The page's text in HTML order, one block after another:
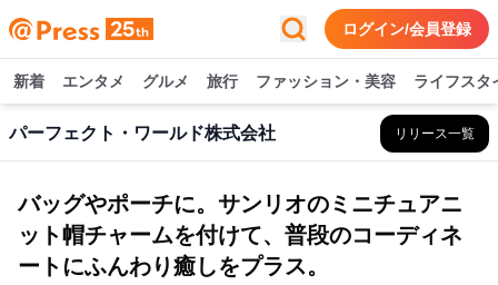
ログイン/会員登録
新着 エンタメ グルメ 旅行 ファッション・美容 ライフスタ
パーフェクト・ワールド株式会社 リリース一覧
バッグやポーチに。サンリオのミニチュアニ
ット帽チャームを付けて、普段のコーディネ
ートにふんわり癒しをプラス。